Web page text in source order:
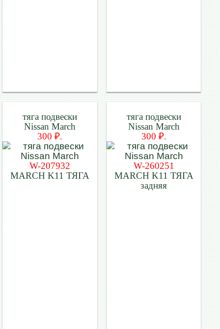
тяга подвески
Nissan March
300 ₽.
W-207932
MARCH K11 ТЯГА
тяга подвески
Nissan March
300 ₽.
W-260251
MARCH K11 ТЯГА
задняя